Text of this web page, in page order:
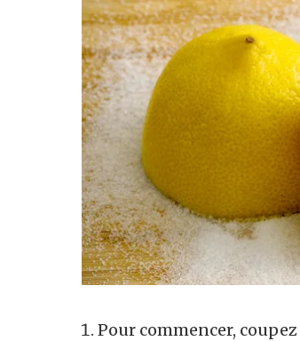
Pour commencer,